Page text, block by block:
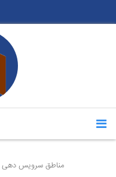
مناطق سرویس دهی